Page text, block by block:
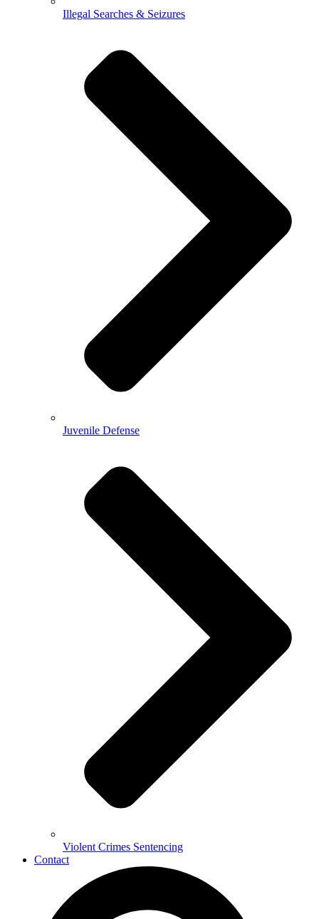
Illegal Searches & Seizures
Juvenile Defense
Violent Crimes Sentencing
Contact